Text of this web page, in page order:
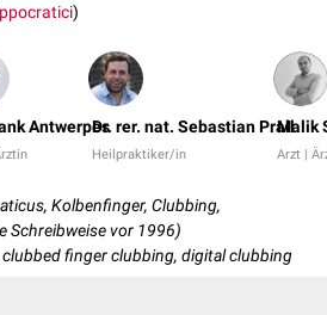
)
AntwerpesDr. rer. nat. Sebastian Prall
Heilpraktiker/in
Malik
Arzt |
Kolbenfinger, Clubbing,
Schreibweise vor 1996)
finger clubbing, digital clubbing